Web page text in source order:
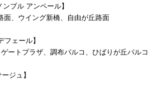
ンブル アンペール】
、ウイング新橋、自由が丘路面
フェール】
ートプラザ、調布パルコ、ひばりが丘パルコ
ジュ】